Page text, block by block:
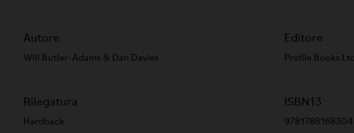
Autore
Will Butler-Adams & Dan Davies
Editore
Profile Books Ltd
Rilegatura
Hardback
ISBN13
9781788168304